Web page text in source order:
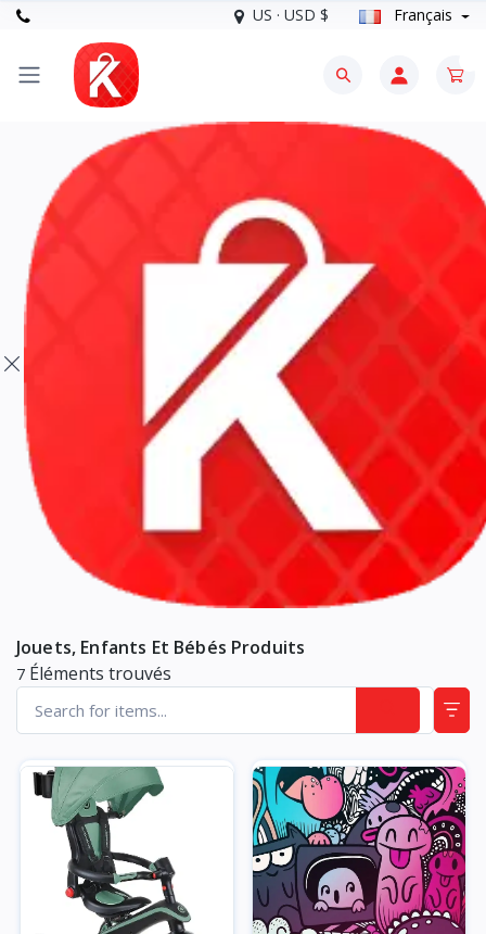
US · USD $ Français
Jouets, Enfants Et Bébés Produits
7 Éléments trouvés